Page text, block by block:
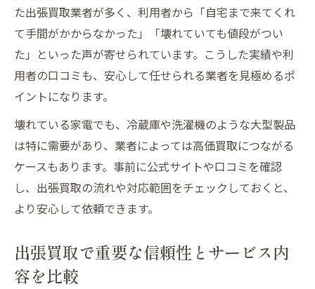
た出張買取業者が多く、利用者から「自宅まで来てくれ
て手間がかからなかった」「壊れていても値段がつい
た」といった声が寄せられています。こうした実績や利
用者の口コミも、安心して任せられる業者を見極めるポ
イントになります。
壊れている家電でも、冷蔵庫や洗濯機のような大型製品
は特に需要があり、業者によっては高価買取につながる
ケースもあります。事前に公式サイトや口コミを確認
し、出張買取の流れや対応範囲をチェックしておくと、
より安心して依頼できます。
出張買取で重要な信頼性とサービス内
容を比較